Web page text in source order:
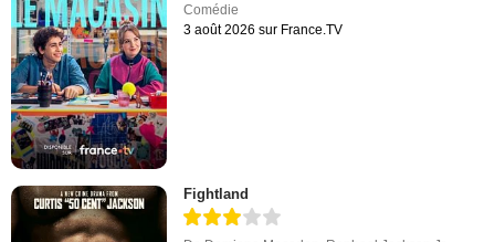
Comédie
3 août 2026 sur France.TV
Fightland